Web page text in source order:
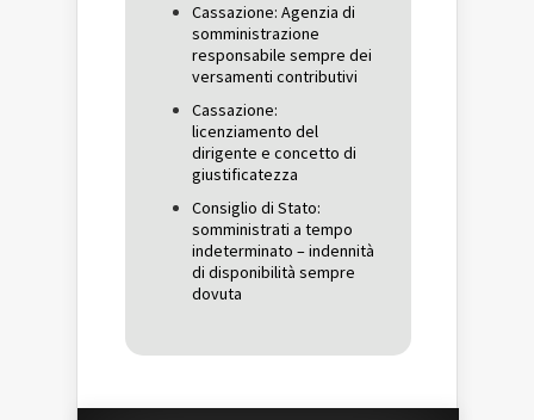
Cassazione: Agenzia di
somministrazione
responsabile sempre dei
versamenti contributivi
Cassazione:
licenziamento del
dirigente e concetto di
giustificatezza
Consiglio di Stato:
somministrati a tempo
indeterminato – indennità
di disponibilità sempre
dovuta